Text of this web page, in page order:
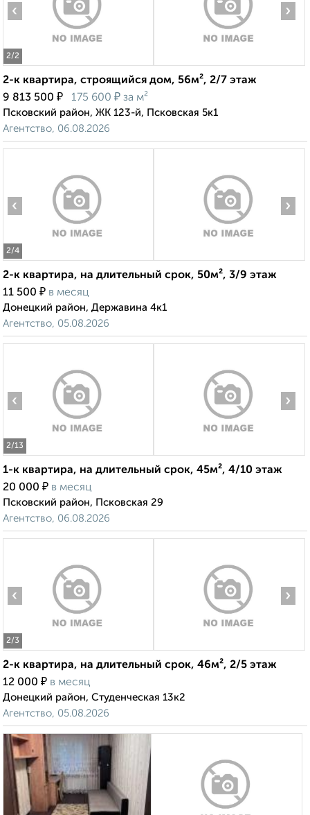
2/2
‹ ›
2-к квартира, строящийся дом, 56м², 2/7 этаж
9 813 500 ₽ 175 600 ₽ за м²
Псковский район, ЖК 123-й, Псковская 5к1
Агентство, 06.08.2026
2/4
‹ ›
2-к квартира, на длительный срок, 50м², 3/9 этаж
11 500 ₽ в месяц
Донецкий район, Державина 4к1
Агентство, 05.08.2026
2/13
‹ ›
1-к квартира, на длительный срок, 45м², 4/10 этаж
20 000 ₽ в месяц
Псковский район, Псковская 29
Агентство, 06.08.2026
2/3
‹ ›
2-к квартира, на длительный срок, 46м², 2/5 этаж
12 000 ₽ в месяц
Донецкий район, Студенческая 13к2
Агентство, 05.08.2026